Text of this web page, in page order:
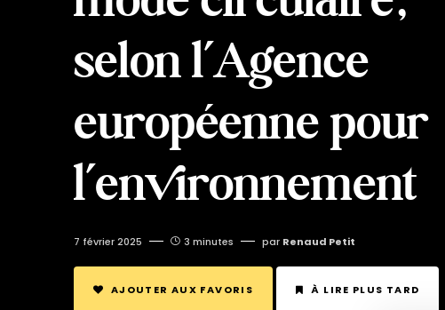
selon l’Agence
européenne pour
l’environnement
7 février 2025 3 minutes par Renaud Petit
AJOUTER AUX FAVORIS À LIRE PLUS TARD